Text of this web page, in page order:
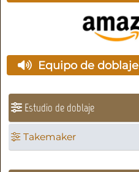
Equipo de doblaje
Estudio de doblaje
Takemaker